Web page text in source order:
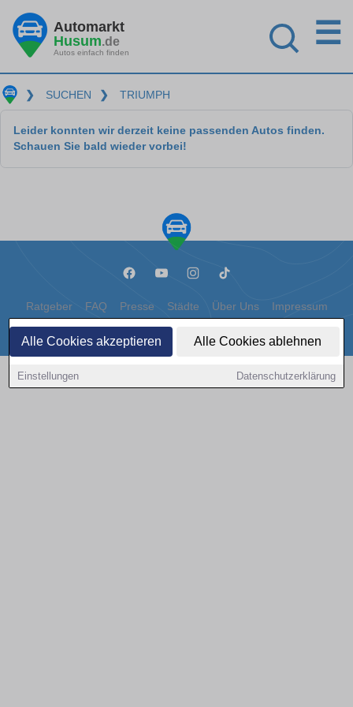
Alle Cookies akzeptieren Alle Cookies ablehnen
Einstellungen Datenschutzerklärung
Automarkt
Husum.de
Autos einfach finden
☰
❯ SUCHEN ❯ TRIUMPH
Leider konnten wir derzeit keine passenden Autos finden.
Schauen Sie bald wieder vorbei!
Ratgeber FAQ Presse Städte Über Uns Impressum
Datenschutz Cookies
Copyright © 2000 - 2026 | 1A Infosysteme GmbH | Content by: 1a-sites-autos